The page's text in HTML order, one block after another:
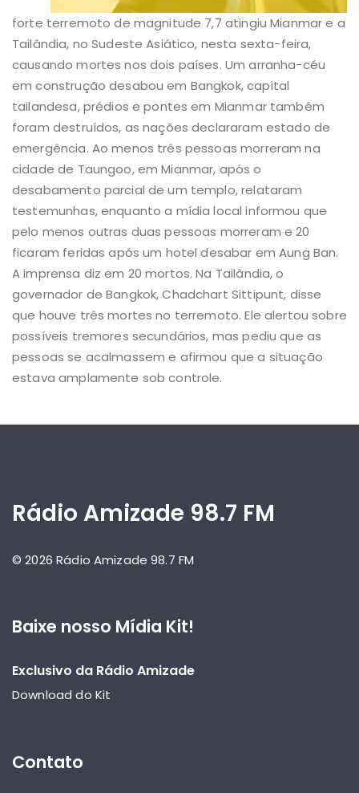
forte terremoto de magnitude 7,7 atingiu Mianmar e a
Tailândia, no Sudeste Asiático, nesta sexta-feira,
causando mortes nos dois países. Um arranha-céu
em construção desabou em Bangkok, capital
tailandesa, prédios e pontes em Mianmar também
foram destruídos, as nações declararam estado de
emergência. Ao menos três pessoas morreram na
cidade de Taungoo, em Mianmar, após o
desabamento parcial de um templo, relataram
testemunhas, enquanto a mídia local informou que
pelo menos outras duas pessoas morreram e 20
ficaram feridas após um hotel desabar em Aung Ban.
A imprensa diz em 20 mortos. Na Tailândia, o
governador de Bangkok, Chadchart Sittipunt, disse
que houve três mortes no terremoto. Ele alertou sobre
possíveis tremores secundários, mas pediu que as
pessoas se acalmassem e afirmou que a situação
estava amplamente sob controle.
Rádio Amizade 98.7 FM
© 2026 Rádio Amizade 98.7 FM
Baixe nosso Mídia Kit!
Exclusivo da Rádio Amizade
Download do Kit
Contato